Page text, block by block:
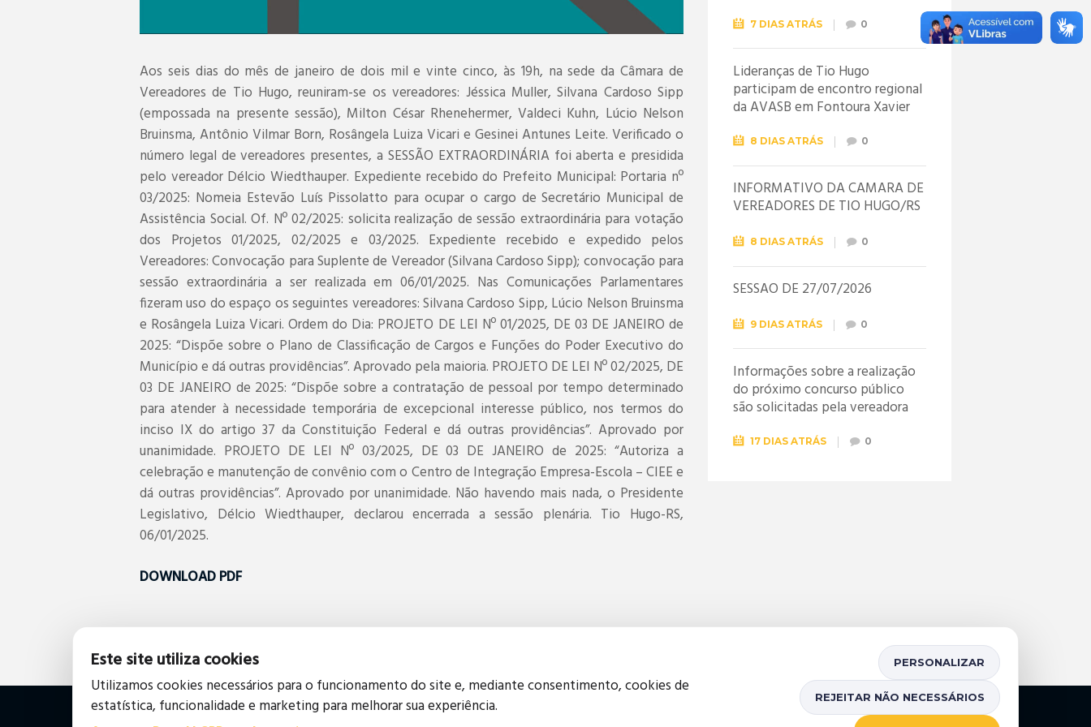
Aos seis dias do mês de janeiro de dois mil e vinte cinco, às 19h, na sede da Câmara de
Vereadores de Tio Hugo, reuniram-se os vereadores: Jéssica Muller, Silvana Cardoso Sipp
(empossada na presente sessão), Milton César Rhenehermer, Valdeci Kuhn, Lúcio Nelson
Bruinsma, Antônio Vilmar Born, Rosângela Luiza Vicari e Gesinei Antunes Leite. Verificado o
número legal de vereadores presentes, a SESSÃO EXTRAORDINÁRIA foi aberta e presidida
pelo vereador Délcio Wiedthauper. Expediente recebido do Prefeito Municipal: Portaria nº
03/2025: Nomeia Estevão Luís Pissolatto para ocupar o cargo de Secretário Municipal de
Assistência Social. Of. Nº 02/2025: solicita realização de sessão extraordinária para votação
dos Projetos 01/2025, 02/2025 e 03/2025. Expediente recebido e expedido pelos
Vereadores: Convocação para Suplente de Vereador (Silvana Cardoso Sipp); convocação para
sessão extraordinária a ser realizada em 06/01/2025. Nas Comunicações Parlamentares
fizeram uso do espaço os seguintes vereadores: Silvana Cardoso Sipp, Lúcio Nelson Bruinsma
e Rosângela Luiza Vicari. Ordem do Dia: PROJETO DE LEI Nº 01/2025, DE 03 DE JANEIRO de
2025: “Dispõe sobre o Plano de Classificação de Cargos e Funções do Poder Executivo do
Município e dá outras providências”. Aprovado pela maioria. PROJETO DE LEI Nº 02/2025, DE
03 DE JANEIRO de 2025: “Dispõe sobre a contratação de pessoal por tempo determinado
para atender à necessidade temporária de excepcional interesse público, nos termos do
inciso IX do artigo 37 da Constituição Federal e dá outras providências”. Aprovado por
unanimidade. PROJETO DE LEI Nº 03/2025, DE 03 DE JANEIRO de 2025: “Autoriza a
celebração e manutenção de convênio com o Centro de Integração Empresa-Escola – CIEE e
dá outras providências”. Aprovado por unanimidade. Não havendo mais nada, o Presidente
Legislativo, Délcio Wiedthauper, declarou encerrada a sessão plenária. Tio Hugo-RS,
06/01/2025.
DOWNLOAD PDF
7 DIAS ATRÁS 0
Lideranças de Tio Hugo
participam de encontro regional
da AVASB em Fontoura Xavier
8 DIAS ATRÁS 0
INFORMATIVO DA CÂMARA DE
VEREADORES DE TIO HUGO/RS
8 DIAS ATRÁS 0
SESSÃO DE 27/07/2026
9 DIAS ATRÁS 0
Informações sobre a realização
do próximo concurso público
são solicitadas pela vereadora
17 DIAS ATRÁS 0
Política de Privacidade Mapa do Site
Portal da Transparência
Este site utiliza cookies
Utilizamos cookies necessários para o funcionamento do site e, mediante consentimento, cookies de
estatística, funcionalidade e marketing para melhorar sua experiência.
PERSONALIZAR
REJEITAR NÃO NECESSÁRIOS